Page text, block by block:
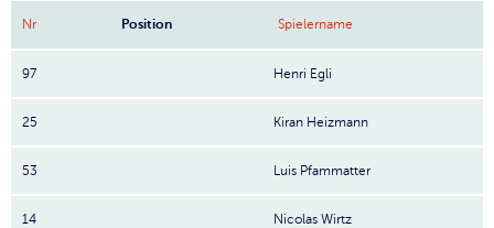
Nr Position Spielername
97 Henri Egli
25 Kiran Heizmann
53 Luis Pfammatter
14 Nicolas Wirtz